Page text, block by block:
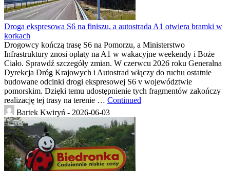
Droga ekspresowa S6 na finiszu, a autostrada A1 otwiera bramki w
korkach
Drogowcy kończą trasę S6 na Pomorzu, a Ministerstwo
Infrastruktury znosi opłaty na A1 w wakacyjne weekendy i Boże
Ciało. Sprawdź szczegóły zmian. W czerwcu 2026 roku Generalna
Dyrekcja Dróg Krajowych i Autostrad włączy do ruchu ostatnie
budowane odcinki drogi ekspresowej S6 v województwie
pomorskim. Dzięki temu udostępnienie tych fragmentów zakończy
realizację tej trasy na terenie … Continued
Bartek Kwiryń - 2026-06-03